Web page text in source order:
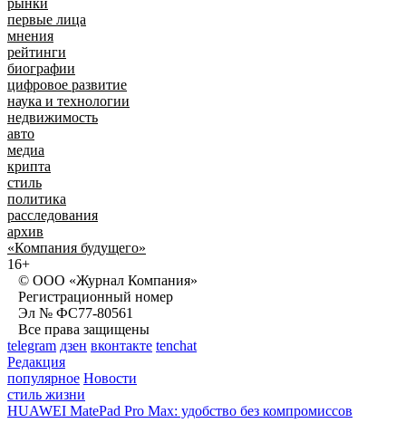
рынки
первые лица
мнения
рейтинги
биографии
цифровое развитие
наука и технологии
недвижимость
авто
медиа
крипта
стиль
политика
расследования
архив
«Компания будущего»
16+
© ООО «Журнал Компания»
Регистрационный номер
Эл № ФС77-80561
Все права защищены
telegram дзен вконтакте tenchat
Редакция
популярное Новости
стиль жизни
HUAWEI MatePad Pro Max: удобство без компромиссов